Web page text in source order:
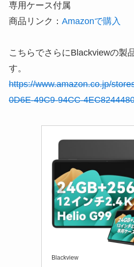
専用ケース付属
商品リンク： Amazonで購入
こちらでさらにBlackviewの製
す。
https://www.amazon.co.jp/
0D6E-49C9-94CC-
Blackview